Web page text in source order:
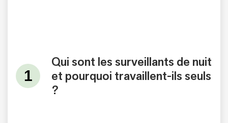
Qui sont les surveillants de nuit
et pourquoi travaillent-ils seuls
?